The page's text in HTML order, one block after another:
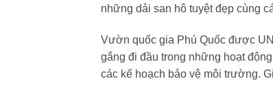
những dải san hô tuyệt đẹp cùng
Vườn quốc gia Phú Quốc được
gắng đi đầu trong những hoạt
các kế hoạch bảo vệ môi trường.